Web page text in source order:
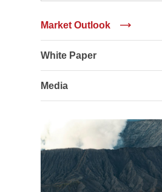
Market Outlook
White Paper
Media